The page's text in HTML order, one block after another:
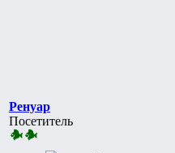
Ренуар
Посетитель